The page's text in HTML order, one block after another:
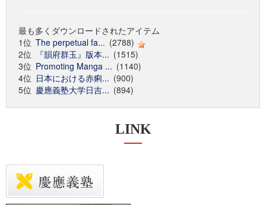
最も多くダウンロードされたアイテム
1位 The perpetual fa... (2788)
2位
『韻府群玉』版本... (1515)
3位 Promoting Manga ... (1140)
4位 日本における赤痢... (900)
5位 慶應義塾大学日吉... (894)
LINK